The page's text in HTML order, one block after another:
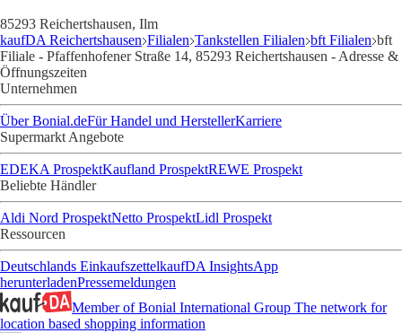
85293 Reichertshausen, Ilm
kaufDA Reichertshausen Filialen Tankstellen Filialen bft Filialen bft
Filiale - Pfaffenhofener Straße 14, 85293 Reichertshausen - Adresse &
Öffnungszeiten
Unternehmen
Über Bonial.deFür Handel und HerstellerKarriere
Supermarkt Angebote
EDEKA ProspektKaufland ProspektREWE Prospekt
Beliebte Händler
Aldi Nord ProspektNetto ProspektLidl Prospekt
Ressourcen
Deutschlands EinkaufszettelkaufDA InsightsApp
herunterladenPressemeldungen
Member of Bonial International Group The network for
location based shopping information